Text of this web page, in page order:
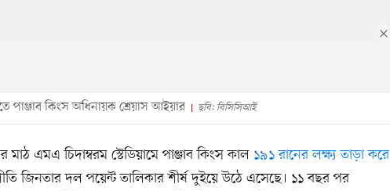
পাঞ্জাব কিংস অধিনায়ক শ্রেয়াস আইয়ার ছবি: বিসিসিআই
মাঠ এমএ চিদাম্বরম স্টেডিয়ামে পাঞ্জাব কিংস কাল ১৯১ রানের লক্ষ্য তাড়া করে
জিনতার দল পয়েন্ট তালিকার শীর্ষ দুইয়ে উঠে এসেছে। ১১ বছর পর